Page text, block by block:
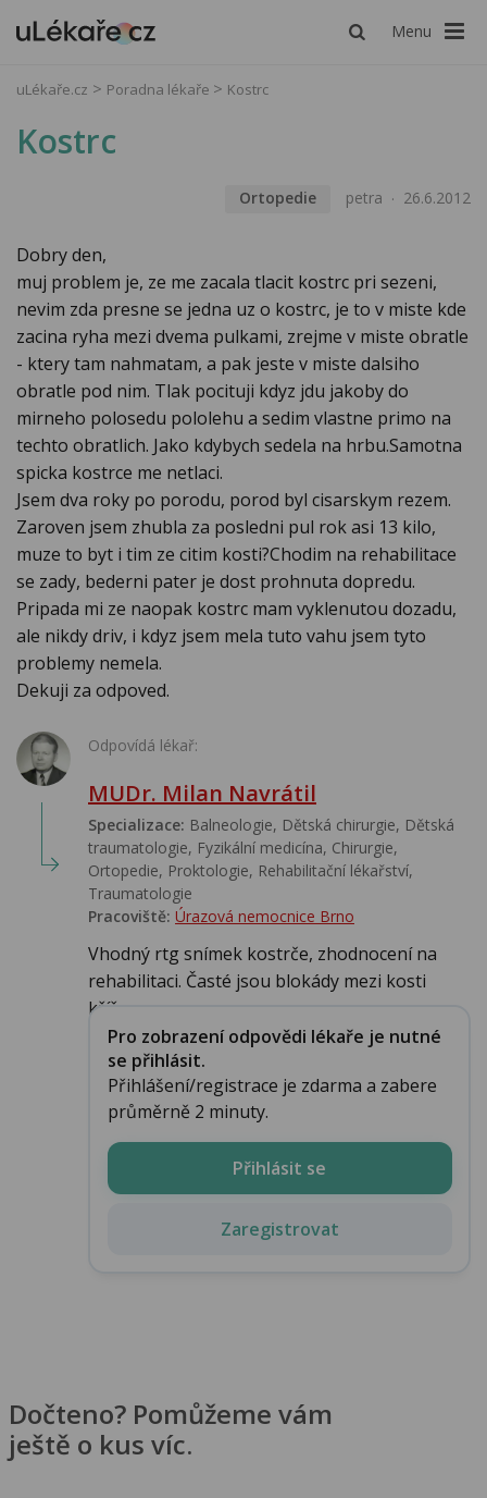
Menu
uLékaře.cz Poradna lékaře Kostrc
Kostrc
Ortopedie petra 26.6.2012
Dobry den,
muj problem je, ze me zacala tlacit kostrc pri sezeni,
nevim zda presne se jedna uz o kostrc, je to v miste kde
zacina ryha mezi dvema pulkami, zrejme v miste obratle
- ktery tam nahmatam, a pak jeste v miste dalsiho
obratle pod nim. Tlak pocituji kdyz jdu jakoby do
mirneho polosedu pololehu a sedim vlastne primo na
techto obratlich. Jako kdybych sedela na hrbu.Samotna
spicka kostrce me netlaci.
Jsem dva roky po porodu, porod byl cisarskym rezem.
Zaroven jsem zhubla za posledni pul rok asi 13 kilo,
muze to byt i tim ze citim kosti?Chodim na rehabilitace
se zady, bederni pater je dost prohnuta dopredu.
Pripada mi ze naopak kostrc mam vyklenutou dozadu,
ale nikdy driv, i kdyz jsem mela tuto vahu jsem tyto
problemy nemela.
Dekuji za odpoved.
Odpovídá lékař:
MUDr. Milan Navrátil
Specializace: Balneologie, Dětská chirurgie, Dětská
traumatologie, Fyzikální medicína, Chirurgie,
Ortopedie, Proktologie, Rehabilitační lékařství‎,
Traumatologie
Pracoviště: Úrazová nemocnice Brno
Vhodný rtg snímek kostrče, zhodnocení na
rehabilitaci. Časté jsou blokády mezi kosti
křížo...
Pro zobrazení odpovědi lékaře je nutné
se přihlásit.
Přihlášení/registrace je zdarma a zabere
průměrně 2 minuty.
Přihlásit se
Zaregistrovat
Dočteno? Pomůžeme vám
ještě o kus víc.